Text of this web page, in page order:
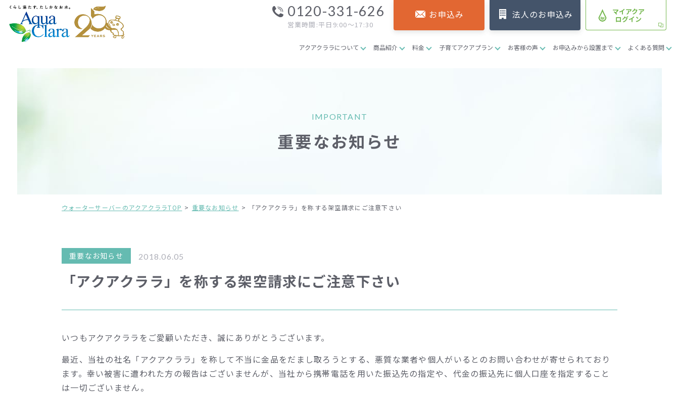
0120-331-626
営業時間:平日9:00～17:30
お申込み 法人のお申込み マイアクア
ログイン
アクアクララについて 商品紹介 料金 子育てアクアプラン お客様の声 お申込みから設置まで よくある質問
IMPORTANT
重要なお知らせ
ウォーターサーバーのアクアクララTOP 重要なお知らせ 「アクアクララ」を称する架空請求にご注意下さい
重要なお知らせ 2018.06.05
「アクアクララ」を称する架空請求にご注意下さい
いつもアクアクララをご愛顧いただき、誠にありがとうございます。
最近、当社の社名「アクアクララ」を称して不当に金品をだまし取ろうとする、悪質な業者や個人がいるとのお問い合わせが寄せられており
ます。幸い被害に遭われた方の報告はございませんが、当社から携帯電話を用いた振込先の指定や、代金の振込先に個人口座を指定すること
は一切ございません。